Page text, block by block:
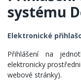
systému
Elektronické
Přihlášení na
elektronicky
webové stránky).